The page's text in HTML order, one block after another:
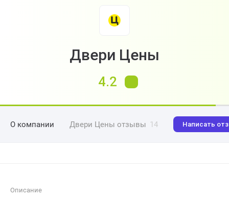
Двери Цены
4.2
О компании Двери Цены отзывы 14 Написать
Описание